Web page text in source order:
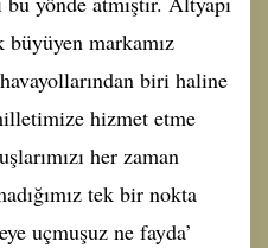
büyüyen markamız
biri haline
hizmet etme
her zaman
tek bir nokta
uçmuşuz ne fayda’